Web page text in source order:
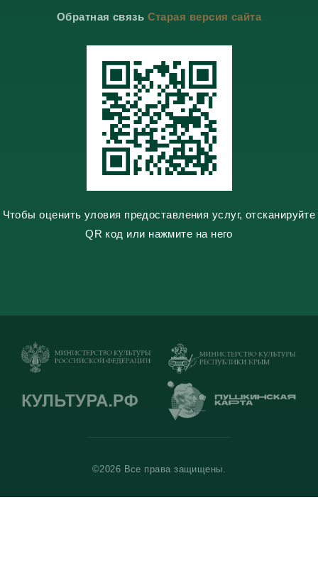
a
a
k
k
s
s
n
i
k
i
Обратная связь Старая версия сайта
Чтобы оценить уловия предоставления услуг, отсканируйте
QR код или нажмите на него
©2026 Все права защищены.